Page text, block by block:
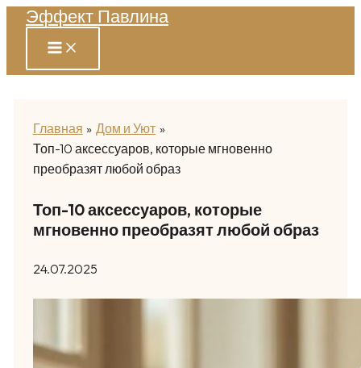
Перейти
содержимому
Эффект Павлина
Главная
Дом и Уют
Топ-10 аксессуаров, которые мгновенно
преобразят любой образ
Топ-10 аксессуаров, которые
мгновенно преобразят любой образ
24.07.2025